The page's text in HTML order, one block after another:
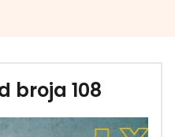
broja 108